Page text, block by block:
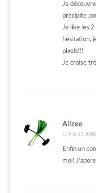
Je
précipite
Je like les 2
hésitation,
pixels!!!
Je croise
Alizee
IL Y A 13 ANS
Enfin un
moi!